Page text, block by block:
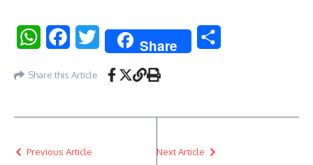
WhatsAppFacebookTwitter Share
Share this Article
Previous Article Next Article